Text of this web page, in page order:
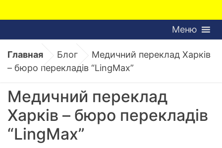
Меню
Главная Блог Медичний переклад Харків
– бюро перекладів “LingMax”
Медичний переклад
Харків – бюро перекладів
“LingMax”